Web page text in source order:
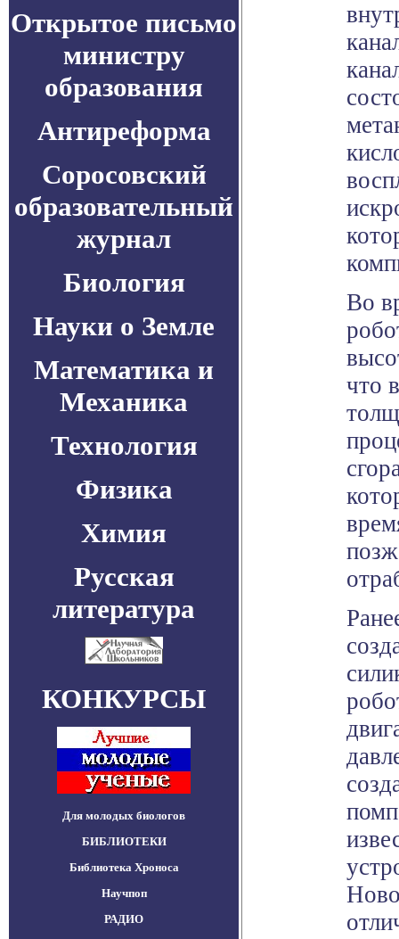
Открытое письмо
министру
образования
Антиреформа
Соросовский
образовательный
журнал
Биология
Науки о Земле
Математика и
Механика
Технология
Физика
Химия
Русская
литература
КОНКУРСЫ
Для молодых биологов
БИБЛИОТЕКИ
Библиотека Хроноса
Научпоп
РАДИО
Во
что